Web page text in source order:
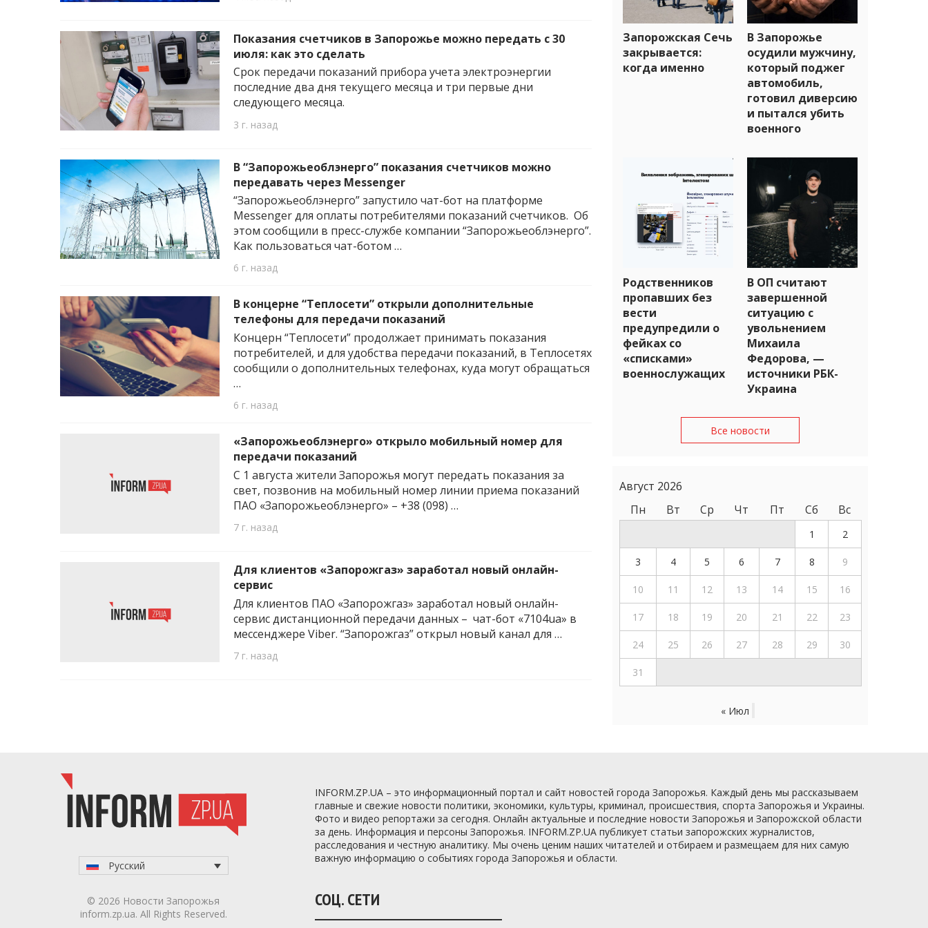
Показания счетчиков в Запорожье можно передать с 30
июля: как это сделать
Срок передачи показаний прибора учета электроэнергии
последние два дня текущего месяца и три первые дни
следующего месяца.
3 г. назад
В “Запорожьеоблэнерго” показания счетчиков можно
передавать через Messenger
“Запорожьеоблэнерго” запустило чат-бот на платформе
Messenger для оплаты потребителями показаний счетчиков. Об
этом сообщили в пресс-службе компании “Запорожьеоблэнерго”.
Как пользоваться чат-ботом …
6 г. назад
В концерне “Теплосети” открыли дополнительные
телефоны для передачи показаний
Концерн “Теплосети” продолжает принимать показания
потребителей, и для удобства передачи показаний, в Теплосетях
сообщили о дополнительных телефонах, куда могут обращаться
…
6 г. назад
«Запорожьеоблэнерго» открыло мобильный номер для
передачи показаний
С 1 августа жители Запорожья могут передать показания за
свет, позвонив на мобильный номер линии приема показаний
ПАО «Запорожьеоблэнерго» – +38 (098) …
7 г. назад
Для клиентов «Запорожгаз» заработал новый онлайн-
сервис
Для клиентов ПАО «Запорожгаз» заработал новый онлайн-
сервис дистанционной передачи данных – чат-бот «7104ua» в
мессенджере Viber. “Запорожгаз” открыл новый канал для …
7 г. назад
Запорожская Сечь
закрывается:
когда именно
В Запорожье
осудили мужчину,
который поджег
автомобиль,
готовил диверсию
и пытался убить
военного
Родственников
пропавших без
вести
предупредили о
фейках со
«списками»
военнослужащих
В ОП считают
завершенной
ситуацию с
увольнением
Михаила
Федорова, —
источники РБК-
Украина
Все новости
Август 2026
Пн
Вт Ср Чт Пт Сб Вс
1 2
3 4 5 6 7 8 9
10 11 12 13 14 15 16
17 18 19 20 21 22 23
24 25 26 27 28 29 30
31
« Июл
INFORM.ZP.UA – это информационный портал и сайт новостей города Запорожья. Каждый день мы рассказываем
главные и свежие новости политики, экономики, культуры, криминал, происшествия, спорта Запорожья и Украины.
Фото и видео репортажи за сегодня. Онлайн актуальные и последние новости Запорожья и Запорожской области
за день. Информация и персоны Запорожья. INFORM.ZP.UA публикует статьи запорожских журналистов,
расследования и честную аналитику. Мы очень ценим наших читателей и отбираем и размещаем для них самую
важную информацию о событиях города Запорожья и области.
СОЦ. СЕТИ
Русский
© 2026 Новости Запорожья
inform.zp.ua. All Rights Reserved.